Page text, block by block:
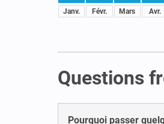
Janv. Févr. Mars Avr.
Questions
Pourquoi passer